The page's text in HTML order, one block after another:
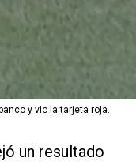
y vio la tarjeta roja.
un resultado